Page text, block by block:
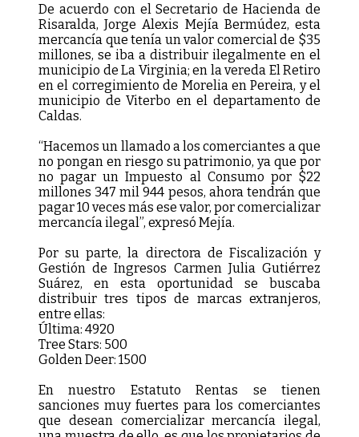
De acuerdo con el Secretario de Hacienda de
Risaralda, Jorge Alexis Mejía Bermúdez, esta
mercancía que tenía un valor comercial de $35
millones, se iba a distribuir ilegalmente en el
municipio de La Virginia; en la vereda El Retiro
en el corregimiento de Morelia en Pereira, y el
municipio de Viterbo en el departamento de
Caldas.
“Hacemos un llamado a los comerciantes a que
no pongan en riesgo su patrimonio, ya que por
no pagar un Impuesto al Consumo por $22
millones 347 mil 944 pesos, ahora tendrán que
pagar 10 veces más ese valor, por comercializar
mercancía ilegal”, expresó Mejía.
Por su parte, la directora de Fiscalización y
Gestión de Ingresos Carmen Julia Gutiérrez
Suárez, en esta oportunidad se buscaba
distribuir tres tipos de marcas extranjeros,
entre ellas:
Última: 4920
Tree Stars: 500
Golden Deer: 1500
En nuestro Estatuto Rentas se tienen
sanciones muy fuertes para los comerciantes
que desean comercializar mercancía ilegal,